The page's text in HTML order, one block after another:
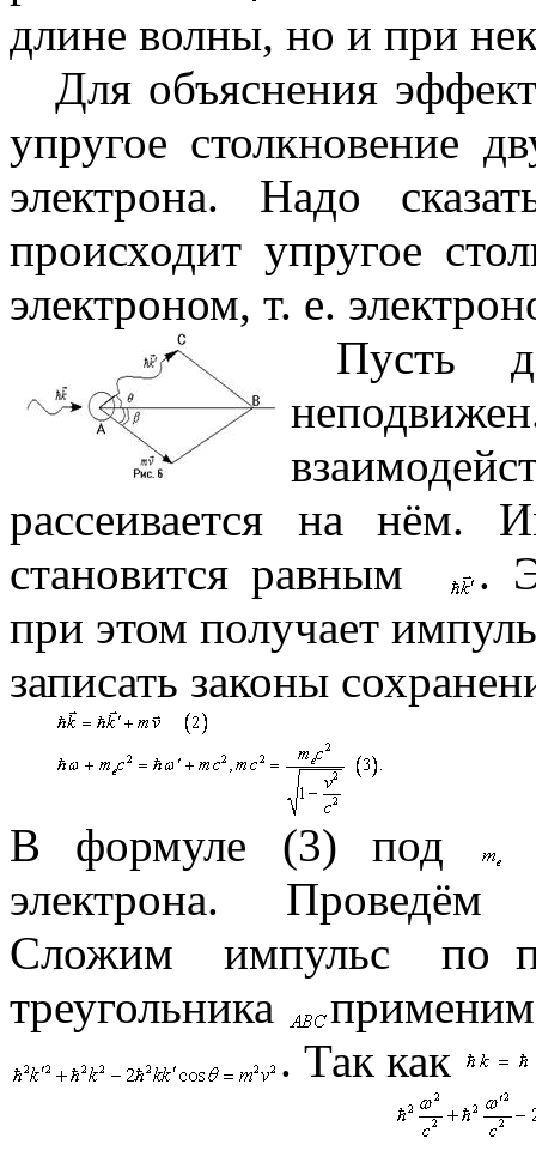
длине волны, но и при
Для объяснения
упругое столкновение
электрона. Надо
происходит упругое
электроном, т. е.
Пусть
рассеивается на нём.
становится равным
.
при этом получает
записать законы
В формуле (3) под
электрона. Проведём
Сложим импульс по
треугольника
применим
. Так как